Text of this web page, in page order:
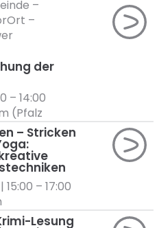
der
–
–
– 14:00
(Pfalz
– Stricken
15:00 – 17:00
Lesung